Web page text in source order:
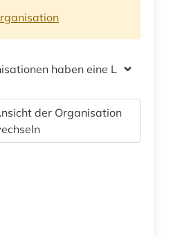
haben eine Lizenz
der Organisation